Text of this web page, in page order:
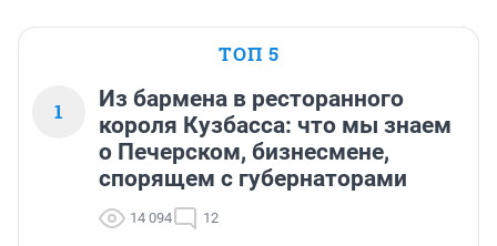
ТОП 5
1
Из бармена в ресторанного
короля Кузбасса: что мы знаем
о Печерском, бизнесмене,
спорящем с губернаторами
14 094 12